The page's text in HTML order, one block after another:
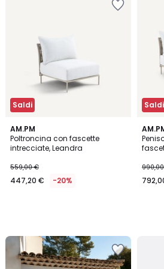
Saldi
AM.PM
Poltroncina con fascette
intrecciate, Leandra
559,00 €
447,20 € -20%
Saldi